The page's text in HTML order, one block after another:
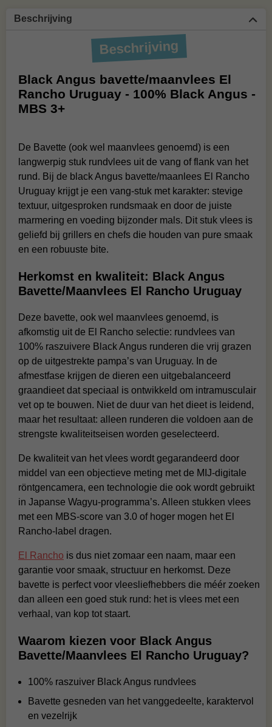
Beschrijving
Beschrijving
Black Angus bavette/maanvlees El
Rancho Uruguay - 100% Black Angus -
MBS 3+
De Bavette (ook wel maanvlees genoemd) is een
langwerpig stuk rundvlees uit de vang of flank van het
rund. Bij de black Angus bavette/maanlees El Rancho
Uruguay krijgt je een vang‑stuk met karakter: stevige
textuur, uitgesproken rundsmaak en door de juiste
marmering en voeding bijzonder mals. Dit stuk vlees is
geliefd bij grillers en chefs die houden van pure smaak
en een robuuste bite.
Herkomst en kwaliteit: Black Angus
Bavette/Maanvlees El Rancho Uruguay
Deze bavette, ook wel maanvlees genoemd, is
afkomstig uit de El Rancho selectie: rundvlees van
100% raszuivere Black Angus runderen die vrij grazen
op de uitgestrekte pampa’s van Uruguay. In de
afmestfase krijgen de dieren een uitgebalanceerd
graandieet dat speciaal is ontwikkeld om intramusculair
vet op te bouwen. Niet de duur van het dieet is leidend,
maar het resultaat: alleen runderen die voldoen aan de
strengste kwaliteitseisen worden geselecteerd.
De kwaliteit van het vlees wordt gegarandeerd door
middel van een objectieve meting met de MIJ-digitale
röntgencamera, een technologie die ook wordt gebruikt
in Japanse Wagyu-programma’s. Alleen stukken vlees
met een MBS-score van 3.0 of hoger mogen het El
Rancho-label dragen.
El Rancho is dus niet zomaar een naam, maar een
garantie voor smaak, structuur en herkomst. Deze
bavette is perfect voor vleesliefhebbers die méér zoeken
dan alleen een goed stuk rund: het is vlees met een
verhaal, van kop tot staart.
Waarom kiezen voor Black Angus
Bavette/Maanvlees El Rancho Uruguay?
100% raszuiver Black Angus rundvlees
Bavette gesneden van het vanggedeelte, karaktervol
en vezelrijk